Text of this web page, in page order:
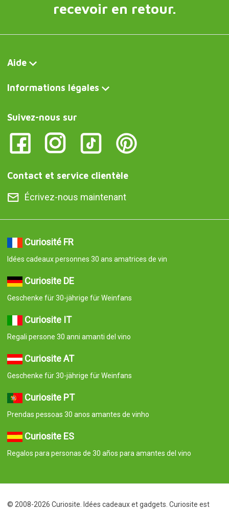
recevoir en retour.
Aide
Informations légales
Suivez-nous sur
Contact et service clientèle
Écrivez-nous maintenant
Curiosité FR
Idées cadeaux personnes 30 ans amatrices de vin
Curiosite DE
Geschenke für 30-jährige für Weinfans
Curiosite IT
Regali persone 30 anni amanti del vino
Curiosite AT
Geschenke für 30-jährige für Weinfans
Curiosite PT
Prendas pessoas 30 anos amantes de vinho
Curiosite ES
Regalos para personas de 30 años para amantes del vino
© 2008-2026 Curiosite. Idées cadeaux et gadgets. Curiosite est